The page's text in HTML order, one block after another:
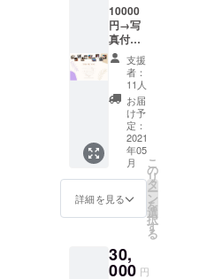
考欄に
ご記載
くださ
い
10000
円→写
真付き
メッ
セー
ジ、ギ
フト
セット
(ペン、
マグ、
コー
ヒー、T
シャ
ツ）を
送りま
シャツ
のサイ
支援
者：
11人
お届
け予
定：
2021
年05
月
詳細を見る
こ
の
リ
タ
ー
ン
を
選
択
す
る
30,
000 円